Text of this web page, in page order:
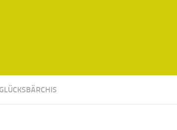
GLÜCKSBÄRCHIS